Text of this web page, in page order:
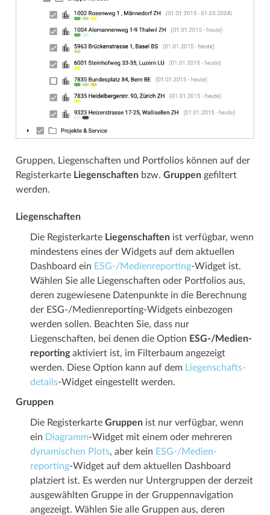
Gruppen, Liegenschaften und Portfolios können auf der
Registerkarte Liegenschaftenbzw. Gruppengefiltert
werden.
Liegenschaften
Die Registerkarte Liegenschaftenist verfügbar, wenn
mindestens eines der Widgets auf dem aktuellen
Dashboard ein ESG-/Medien­­reporting-Widget ist.
Wählen Sie alle Liegenschaften oder Portfolios aus,
deren zugewiesene Datenpunkte in die Berechnung
der ESG-/Medien­­reporting-Widgets einbezogen
werden sollen. Beachten Sie, dass nur
Liegenschaften, bei denen die Option ESG-/Medien­­
reportingaktiviert ist, im Filterbaum angezeigt
werden. Diese Option kann auf dem Liegenschafts­­
details-Widget eingestellt werden.
Gruppen
Die Registerkarte Gruppenist nur verfügbar, wenn
ein Diagramm-Widget mit einem oder mehreren
dynamischen Plots, aber kein ESG-/Medien­­
reporting-Widget auf dem aktuellen Dashboard
platziert ist. Es werden nur Untergruppen der derzeit
ausgewählten Gruppe in der Gruppen­­navigation
angezeigt. Wählen Sie alle Gruppen aus, deren